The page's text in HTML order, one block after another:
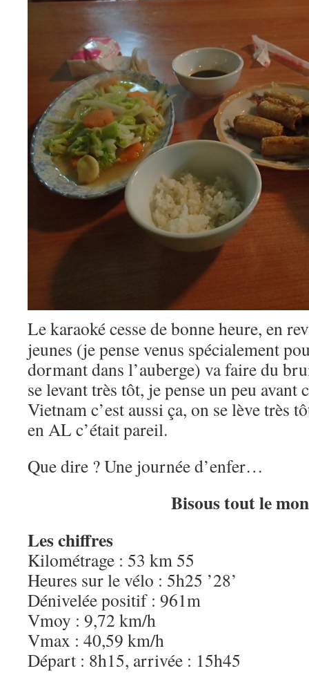
Le karaoké cesse de bonne heure, en
jeunes (je pense venus spécialement
dormant dans l’auberge) va faire du
se levant très tôt, je pense un peu avant
Vietnam c’est aussi ça, on se lève très
en AL c’était pareil.
Que dire ? Une journée d’enfer…
Bisous tout le
Les chiffres
Kilométrage : 53 km 55
Heures sur le vélo : 5h25 ’28’
Dénivelée positif : 961m
Vmoy : 9,72 km/h
Vmax : 40,59 km/h
Départ : 8h15, arrivée : 15h45